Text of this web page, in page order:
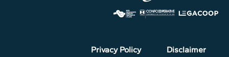
Privacy Policy
Disclaimer